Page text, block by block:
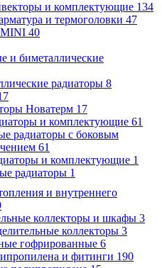
и комплектующие 134
и термоголовки 47
40
и биметаллические
радиаторы 8
Новатерм 17
и комплектующие 61
радиаторы с боковым
61
и комплектующие 1
радиаторы 1
и внутреннего
коллекторы и шкафы 3
коллекторы 3
гофрированные 6
и фитинги 190